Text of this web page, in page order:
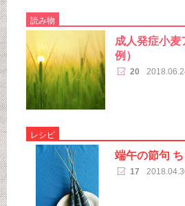
読み物
成人発症小麦
例）
20
レシピ
端午の節句 ち
17